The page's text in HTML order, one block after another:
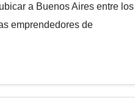
a Buenos Aires entre los
emprendedores de